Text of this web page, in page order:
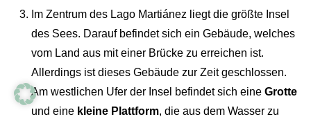
Im Zentrum des Lago Martiánez liegt die größte Insel
des Sees. Darauf befindet sich ein Gebäude, welches
vom Land aus mit einer Brücke zu erreichen ist.
Allerdings ist dieses Gebäude zur Zeit geschlossen.
Am westlichen Ufer der Insel befindet sich eine Grotte
und eine kleine Plattform, die aus dem Wasser zu